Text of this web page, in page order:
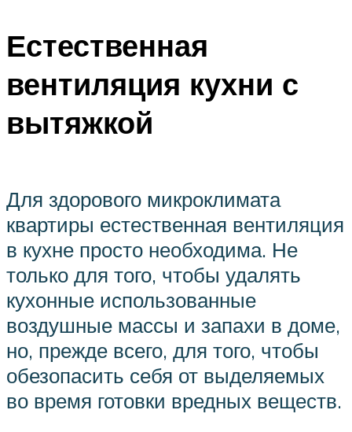
Естественная
вентиляция кухни с
вытяжкой
Для здорового микроклимата
квартиры естественная вентиляция
в кухне просто необходима. Не
только для того, чтобы удалять
кухонные использованные
воздушные массы и запахи в доме,
но, прежде всего, для того, чтобы
обезопасить себя от выделяемых
во время готовки вредных веществ.